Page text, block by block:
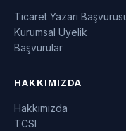
Ticaret Yazarı
Kurumsal Üyelik
Başvurular
HAKKIMIZDA
Hakkımızda
TCSI